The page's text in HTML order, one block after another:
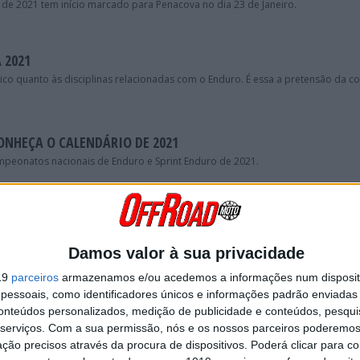
Damos valor à sua privacidade
parceiros armazenamos e/ou acedemos a informações num
como identificadores únicos e informações padrão
personalizados, medição de publicidade e conteúdos,
Com a sua permissão, nós e os nossos parceiros
precisos através da procura de dispositivos. Poderá clicar para
2021 tem início marcado para Penacova no dia 23 de Janeiro.
2021
quanto às disciplinas relacionadas com o Enduro. É essa a pretensão da
O CALENDÁRIO DE 2021
nacionais de Enduro e Sprint Enduro de 2021.
COM UMA CR 500 2T EM TÁBUA!
TER GANHO O PRIMEIRO CN SPRINT ENDURO REALIZADO EM
venceu o primeiro campeonato nacional de Sprint Enduro alguma vez